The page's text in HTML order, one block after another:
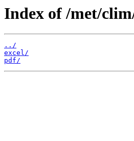
Index of /met/
../
excel/
pdf/